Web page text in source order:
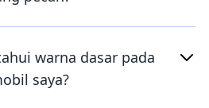
warna dasar pada
saya?